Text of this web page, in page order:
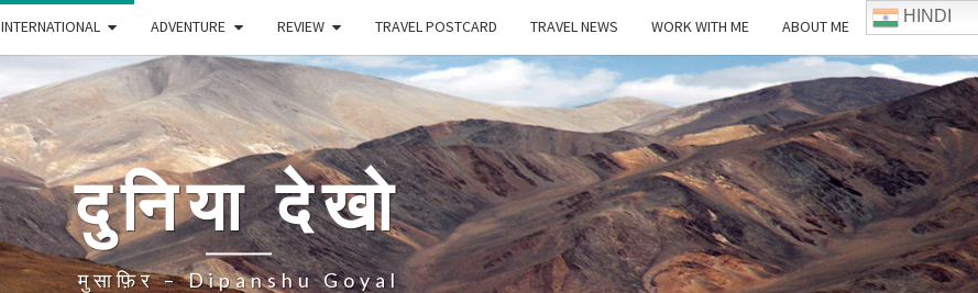
INTERNATIONAL ADVENTURE REVIEW TRAVEL POSTCARD TRAVEL NEWS WORK WITH ME ABOUT ME
HINDI
दुनिया देखो
मुसाफ़िर – Dipanshu Goyal